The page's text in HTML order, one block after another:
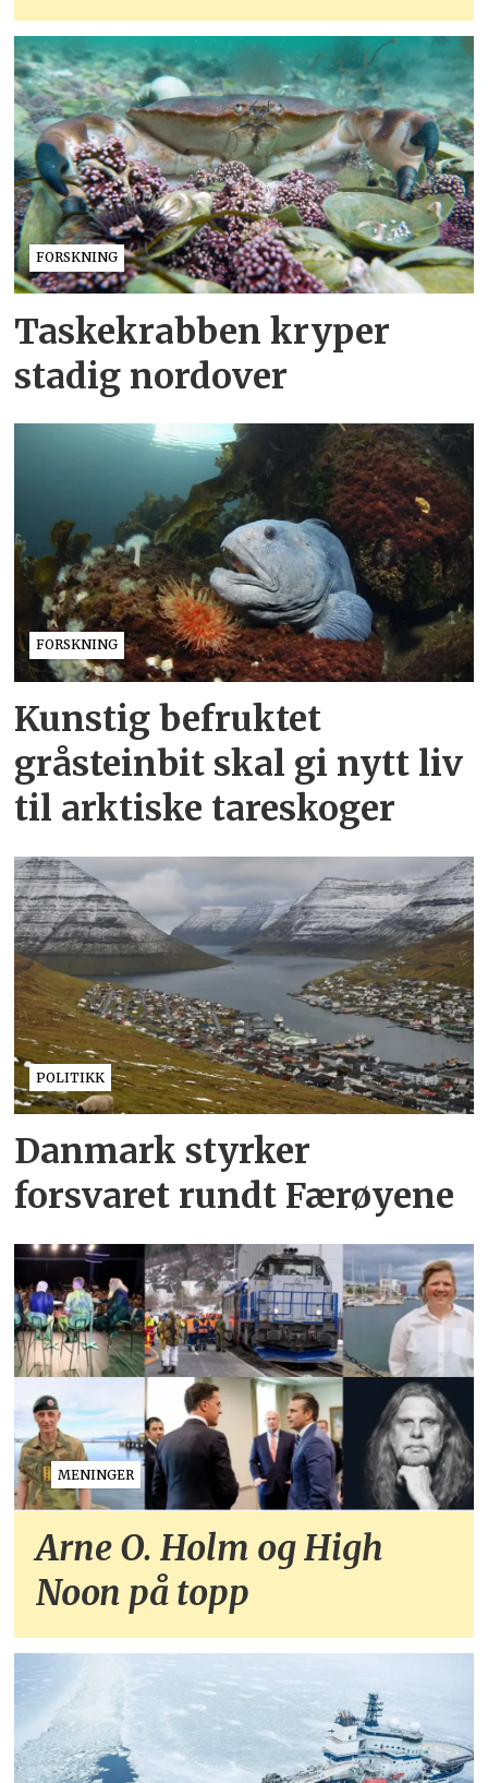
FORSKNING
Taskekrabben kryper
stadig nordover
FORSKNING
Kunstig befruktet
gråsteinbit skal gi nytt liv
til arktiske tareskoger
POLITIKK
Danmark styrker
forsvaret rundt Færøyene
MENINGER
Arne O. Holm og High
Noon på topp